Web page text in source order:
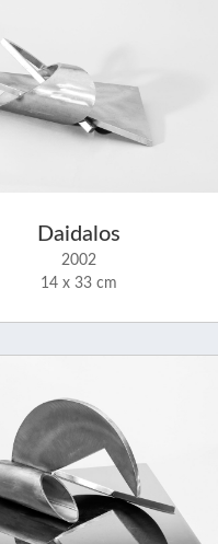
Daidalos
2002
14 x 33 cm